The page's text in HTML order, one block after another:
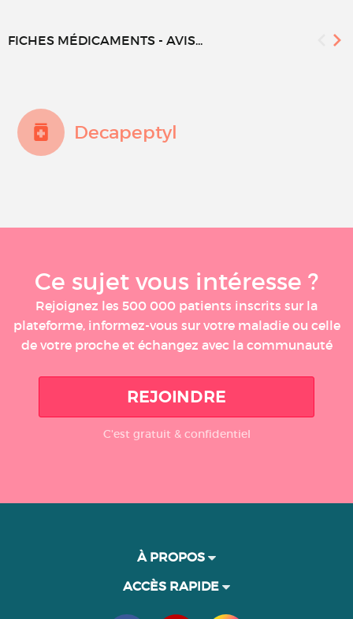
FICHES MÉDICAMENTS - AVIS...
Decapeptyl
Ce sujet vous intéresse ?
Rejoignez les 500 000 patients inscrits sur la
plateforme, informez-vous sur votre maladie ou celle
de votre proche et échangez avec la communauté
REJOINDRE
C'est gratuit & confidentiel
À PROPOS
ACCÈS RAPIDE